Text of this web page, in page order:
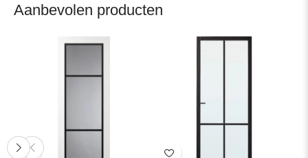
Aanbevolen producten